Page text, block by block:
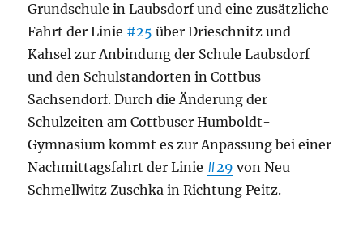
Grundschule in Laubsdorf und eine zusätzliche
Fahrt der Linie #25 über Drieschnitz und
Kahsel zur Anbindung der Schule Laubsdorf
und den Schulstandorten in Cottbus
Sachsendorf. Durch die Änderung der
Schulzeiten am Cottbuser Humboldt-
Gymnasium kommt es zur Anpassung bei einer
Nachmittagsfahrt der Linie #29 von Neu
Schmellwitz Zuschka in Richtung Peitz.